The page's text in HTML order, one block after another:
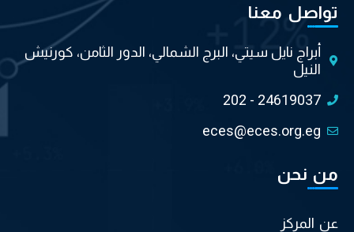
تواصل معنا
أبراج نايل سيتي، البرج الشمالي، الدور الثامن، كورنيش
النيل
202 - 24619037
eces@eces.org.eg
من نحن
عن المركز